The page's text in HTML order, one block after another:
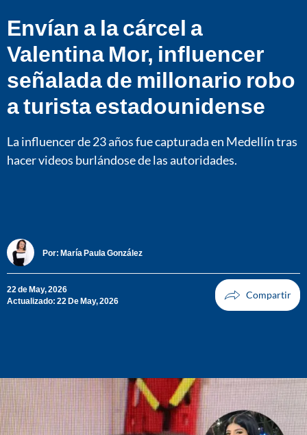
Envían a la cárcel a
Valentina Mor, influencer
señalada de millonario robo
a turista estadounidense
La influencer de 23 años fue capturada en Medellín tras
hacer videos burlándose de las autoridades.
Por: María Paula González
22 de May, 2026
Actualizado: 22 De May, 2026